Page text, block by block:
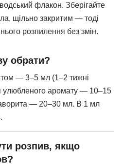
флакон. Зберігайте
щільно закритим — тоді
розпилення без змін.
обрати?
— 3–5 мл (1–2 тижні
улюбленого аромату — 10–15
— 20–30 мл. В 1 мл
розпив, якщо